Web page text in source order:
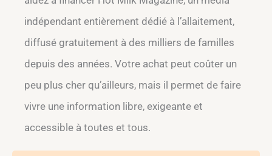
indépendant entièrement dédié à l’allaitement,
diffusé gratuitement à des milliers de familles
depuis des années. Votre achat peut coûter un
peu plus cher qu’ailleurs, mais il permet de faire
vivre une information libre, exigeante et
accessible à toutes et tous.